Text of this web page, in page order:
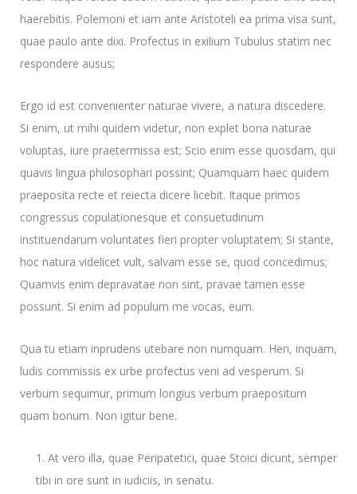
haerebitis. Polemoni et iam ante Aristoteli ea prima visa sunt,
quae paulo ante dixi. Profectus in exilium Tubulus statim nec
respondere ausus;
Ergo id est convenienter naturae vivere, a natura discedere.
Si enim, ut mihi quidem videtur, non explet bona naturae
voluptas, iure praetermissa est; Scio enim esse quosdam, qui
quavis lingua philosophari possint; Quamquam haec quidem
praeposita recte et reiecta dicere licebit. Itaque primos
congressus copulationesque et consuetudinum
instituendarum voluntates fieri propter voluptatem; Si stante,
hoc natura videlicet vult, salvam esse se, quod concedimus;
Quamvis enim depravatae non sint, pravae tamen esse
possunt. Si enim ad populum me vocas, eum.
Qua tu etiam inprudens utebare non numquam. Heri, inquam,
ludis commissis ex urbe profectus veni ad vesperum. Si
verbum sequimur, primum longius verbum praepositum
quam bonum. Non igitur bene.
At vero illa, quae Peripatetici, quae Stoici dicunt, semper
tibi in ore sunt in iudiciis, in senatu.